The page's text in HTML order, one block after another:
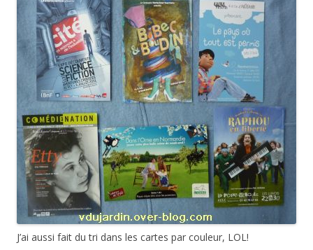
J’ai aussi fait du tri dans les cartes par couleur, LOL!